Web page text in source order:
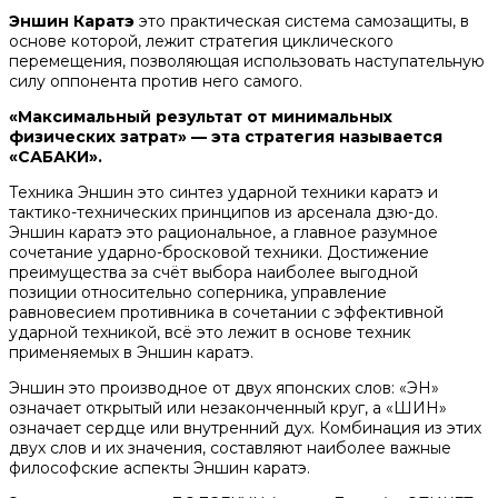
Эншин Каратэ это практическая система самозащиты, в
основе которой, лежит стратегия циклического
перемещения, позволяющая использовать наступательную
силу оппонента против него самого.
«Максимальный результат от минимальных
физических затрат» — эта стратегия называется
«САБАКИ».
Техника Эншин это синтез ударной техники каратэ и
тактико-технических принципов из арсенала дзю-до.
Эншин каратэ это рациональное, а главное разумное
сочетание ударно-бросковой техники. Достижение
преимущества за счёт выбора наиболее выгодной
позиции относительно соперника, управление
равновесием противника в сочетании с эффективной
ударной техникой, всё это лежит в основе техник
применяемых в Эншин каратэ.
Эншин это производное от двух японских слов: «ЭН»
означает открытый или незаконченный круг, а «ШИН»
означает сердце или внутренний дух. Комбинация из этих
двух слов и их значения, составляют наиболее важные
философские аспекты Эншин каратэ.